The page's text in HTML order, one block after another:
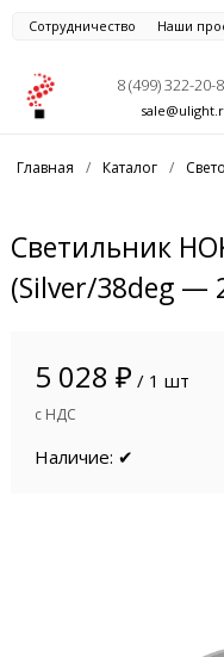
Сотрудничество Наши
8 (499) 322-20-
Главная / Каталог /
Светильник
(Silver/38deg —
5 028 ₽ / 1 шт
с НДС
Наличие: ✔